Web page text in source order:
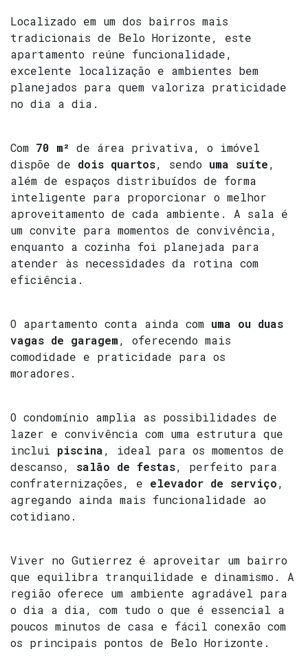
Localizado em um dos bairros mais
tradicionais de Belo Horizonte, este
apartamento reúne funcionalidade,
excelente localização e ambientes bem
planejados para quem valoriza praticidade
no dia a dia.
Com 70 m² de área privativa, o imóvel
dispõe de dois quartos, sendo uma suíte,
além de espaços distribuídos de forma
inteligente para proporcionar o melhor
aproveitamento de cada ambiente. A sala é
um convite para momentos de convivência,
enquanto a cozinha foi planejada para
atender às necessidades da rotina com
eficiência.
O apartamento conta ainda com uma ou duas
vagas de garagem, oferecendo mais
comodidade e praticidade para os
moradores.
O condomínio amplia as possibilidades de
lazer e convivência com uma estrutura que
inclui piscina, ideal para os momentos de
descanso, salão de festas, perfeito para
confraternizações, e elevador de serviço,
agregando ainda mais funcionalidade ao
cotidiano.
Viver no Gutierrez é aproveitar um bairro
que equilibra tranquilidade e dinamismo. A
região oferece um ambiente agradável para
o dia a dia, com tudo o que é essencial a
poucos minutos de casa e fácil conexão com
os principais pontos de Belo Horizonte.